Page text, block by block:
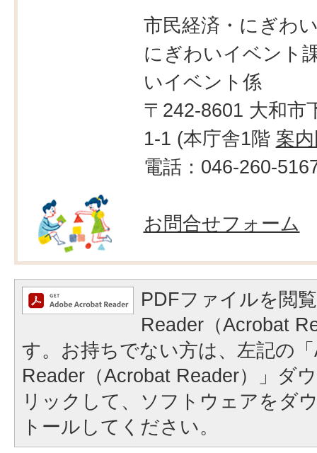
市民経済・にぎわ
にぎわいイベント
いイベント係
〒242-8601 大和市
1-1 (本庁舎1階 案
電話：046-260-
お問合せフォーム
PDFファイルを閲
Reader（Acrobat
す。お持ちでない方は、左記の
Reader（Acrobat Reader）」ダ
リックして、ソフトウェアをダ
トールしてください。